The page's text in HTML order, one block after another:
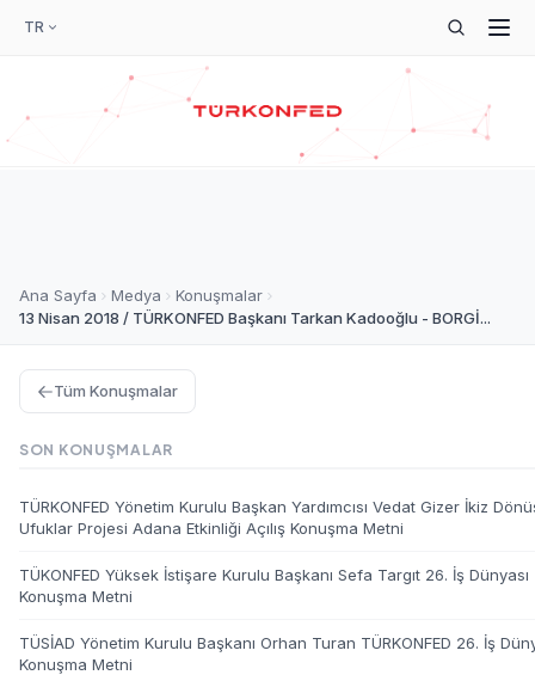
TR
Ana Sayfa Medya
Konuşmalar
13 Nisan 2018 / TÜRKONFED Başkanı Tarkan Kadooğlu - BORGİ...
Tüm Konuşmalar
SON KONUŞMALAR
TÜRKONFED Yönetim Kurulu Başkan Yardımcısı Vedat Gizer İkiz
Ufuklar Projesi Adana Etkinliği Açılış Konuşma Metni
TÜKONFED Yüksek İstişare Kurulu Başkanı Sefa Targıt 26. İş Dünyası
Konuşma Metni
TÜSİAD Yönetim Kurulu Başkanı Orhan Turan TÜRKONFED 26. İş
Konuşma Metni